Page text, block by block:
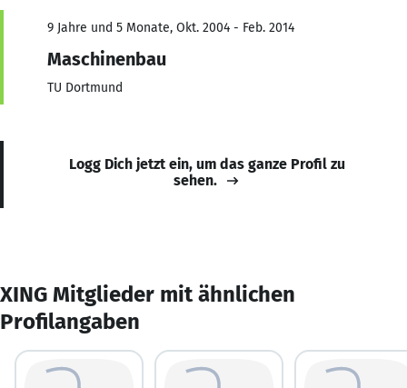
9 Jahre und 5 Monate, Okt. 2004 - Feb. 2014
Maschinenbau
TU Dortmund
Logg Dich jetzt ein, um das ganze Profil zu
sehen.
XING Mitglieder mit ähnlichen
Profilangaben